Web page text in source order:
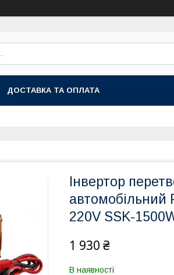
ДОСТАВКА ТА ОПЛАТА
Інвертор
автомобільний
220V SSK-
1 930 ₴
В наявності